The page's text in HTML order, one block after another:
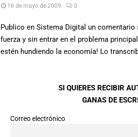
16 de mayo de 2009 0
Publico en Sistema Digital un
fuerza y sin entrar en el problema
estén hundiendo la economía! Lo
SI QUIERES RECIBIR
GANAS DE
Correo electrónico